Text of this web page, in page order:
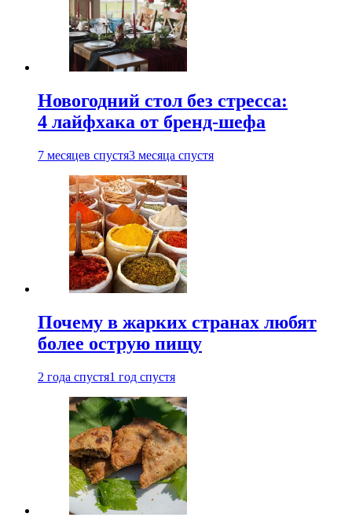
Новогодний стол без стресса:
4 лайфхака от бренд-шефа
7 месяцев спустя3 месяца спустя
Почему в жарких странах любят
более острую пищу
2 года спустя1 год спустя